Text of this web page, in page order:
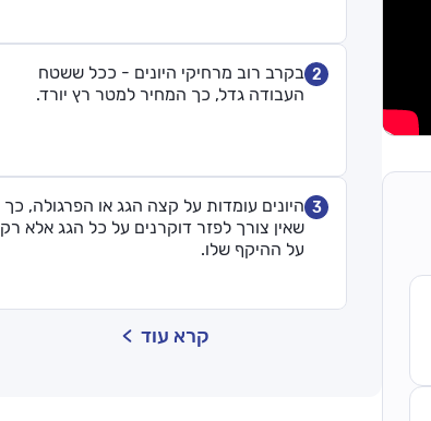
2 בקרב רוב מרחיקי היונים - ככל ששטח
העבודה גדל, כך המחיר למטר רץ יורד.
3 היונים עומדות על קצה הגג או הפרגולה, כך
שאין צורך לפזר דוקרנים על כל הגג אלא רק
על ההיקף שלו.
קרא עוד